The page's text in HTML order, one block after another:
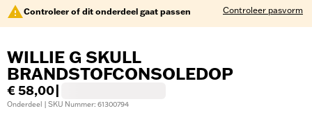
Controleer of dit onderdeel gaat passen Controleer pasvorm
WILLIE G SKULL
BRANDSTOFCONSOLEDOP
€ 58,00
Onderdeel | SKU Nummer: 61300794